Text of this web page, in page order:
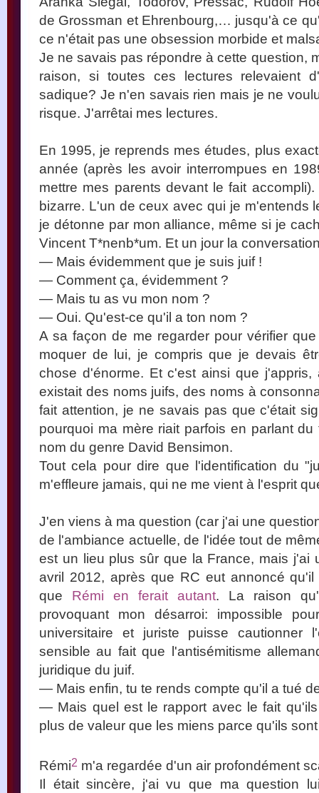
de Grossman et Ehrenbourg,… jusqu'à ce
ce n'était pas une obsession morbide et
Je ne savais pas répondre à cette question,
raison, si toutes ces lectures relevaient
sadique? Je n'en savais rien mais je ne
risque. J'arrêtai mes lectures.
En 1995, je reprends mes études, plus
année (après les avoir interrompues en
mettre mes parents devant le fait
bizarre. L'un de ceux avec qui je m'entends
je détonne par mon alliance, même si je
Vincent T*nenb*um. Et un jour la
— Mais évidemment que je suis juif !
— Comment ça, évidemment ?
— Mais tu as vu mon nom ?
— Oui. Qu'est-ce qu'il a ton nom ?
A sa façon de me regarder pour vérifier
moquer de lui, je compris que je devais
chose d'énorme. Et c'est ainsi que
existait des noms juifs, des noms à
fait attention, je ne savais pas que c'était
pourquoi ma mère riait parfois en parlant
nom du genre David Bensimon.
Tout cela pour dire que l'identification du
m'effleure jamais, qui ne me vient à l'esprit
J'en viens à ma question (car j'ai une
de l'ambiance actuelle, de l'idée tout de
est un lieu plus sûr que la France, mais j'ai
avril 2012, après que RC eut annoncé
que Rémi en ferait autant. La raison
provoquant mon désarroi: impossible
universitaire et juriste puisse cautionner
sensible au fait que l'antisémitisme
juridique du juif.
— Mais enfin, tu te rends compte qu'il a tué
— Mais quel est le rapport avec le fait
plus de valeur que les miens parce qu'ils
Rémi2 m'a regardée d'un air profondément
Il était sincère, j'ai vu que ma question